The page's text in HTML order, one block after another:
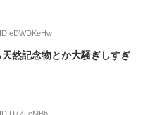
然記念物とか大騒ぎしすぎ